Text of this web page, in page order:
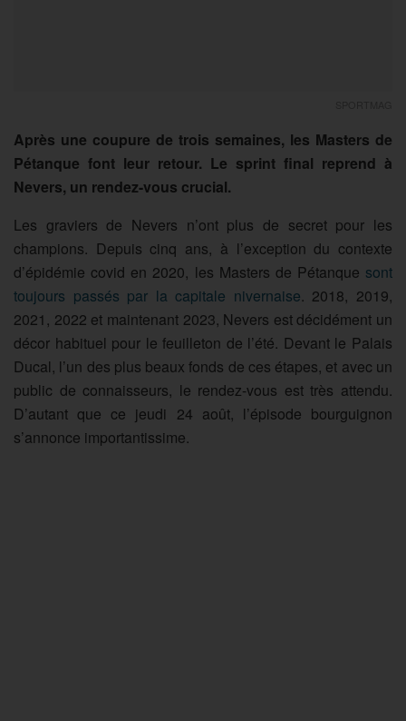
Après une coupure de trois semaines, les Masters de
Pétanque font leur retour. Le sprint final reprend à
Nevers, un rendez-vous crucial.
Les graviers de Nevers n’ont plus de secret pour les
champions. Depuis cinq ans, à l’exception du contexte
d’épidémie covid en 2020, les Masters de Pétanque sont
toujours passés par la capitale nivernaise. 2018, 2019,
2021, 2022 et maintenant 2023, Nevers est décidément un
décor habituel pour le feuilleton de l’été. Devant le Palais
Ducal, l’un des plus beaux fonds de ces étapes, et avec un
public de connaisseurs, le rendez-vous est très attendu.
D’autant que ce jeudi 24 août, l’épisode bourguignon
s’annonce importantissime.